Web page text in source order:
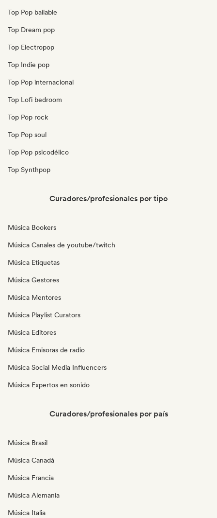
Top Pop bailable
Top Dream pop
Top Electropop
Top Indie pop
Top Pop internacional
Top Lofi bedroom
Top Pop rock
Top Pop soul
Top Pop psicodélico
Top Synthpop
Curadores/profesionales por tipo
Música Bookers
Música Canales de youtube/twitch
Música Etiquetas
Música Gestores
Música Mentores
Música Playlist Curators
Música Editores
Música Emisoras de radio
Música Social Media Influencers
Música Expertos en sonido
Curadores/profesionales por país
Música Brasil
Música Canadá
Música Francia
Música Alemania
Música Italia